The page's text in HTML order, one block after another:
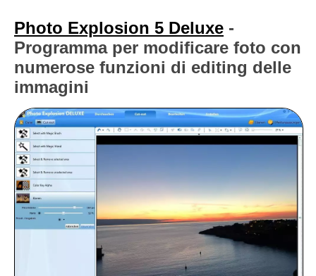
Photo Explosion 5 Deluxe -
Programma per modificare foto con
numerose funzioni di editing delle
immagini